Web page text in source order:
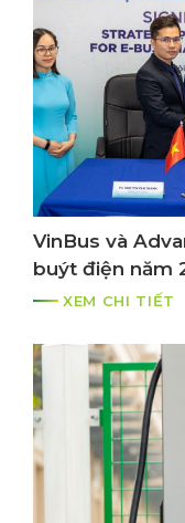
VinBus và
buýt điện năm
XEM CHI TIẾT